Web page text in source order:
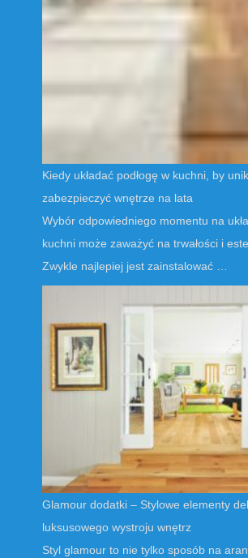
Kiedy układać podłogę w kuchni, by
zabezpieczyć wnętrze na lata
Wybór odpowiedniego momentu na
kuchni może zaważyć na trwałości i
Zwykle najlepiej jest zainstalować …
Glamour dodatki – Stylowe elementy
luksusowego wystroju wnętrz
Styl glamour to nie tylko sposób na